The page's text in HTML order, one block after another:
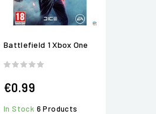
Battlefield 1 Xbox One
€0.99
In Stock 6 Products